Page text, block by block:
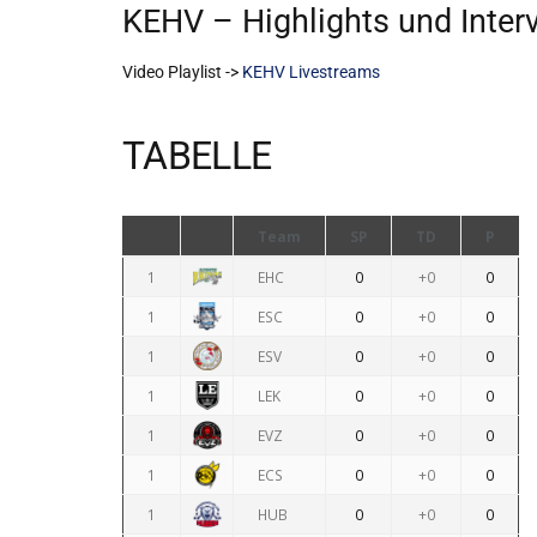
KEHV – Highlights und
Video Playlist -> KEHV Livestreams
TABELLE
Team SP TD P
1 EHC 0 +0 0
1 ESC 0 +0 0
1 ESV 0 +0 0
1 LEK 0 +0 0
1 EVZ 0 +0 0
1 ECS 0 +0 0
1 HUB 0 +0 0